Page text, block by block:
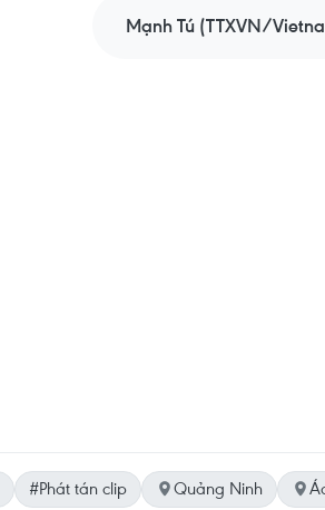
Mạnh Tú (TTXVN/
#Phát tán clip Quảng Ninh